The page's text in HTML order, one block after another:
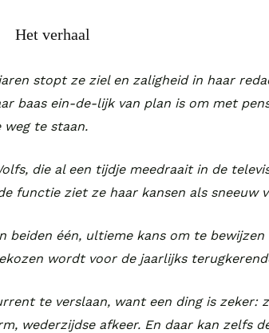
Het verhaal
stopt ze ziel en zaligheid in haar
baas ein-de-lijk van plan is om met
te staan.
die al een tijdje meedraait in de
functie ziet ze haar kansen als sneeuw
één, ultieme kans om te
wordt voor de jaarlijks
te verslaan, want een ding is zeker:
wederzijdse afkeer. En daar kan zelfs